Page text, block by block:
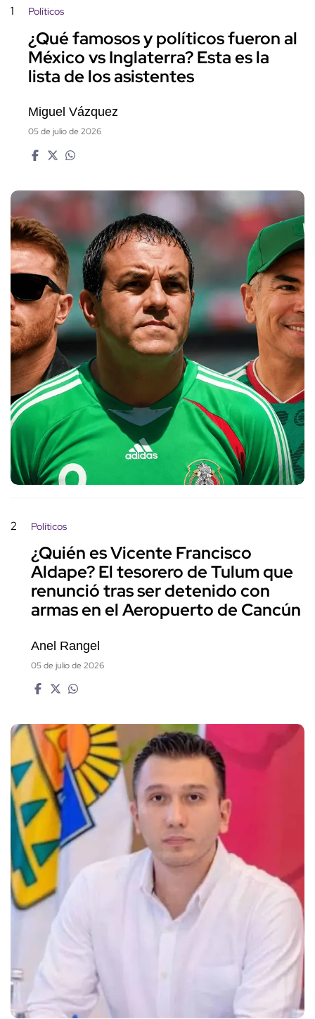
1 Políticos
¿Qué famosos y políticos fueron al
México vs Inglaterra? Esta es la
lista de los asistentes
Miguel Vázquez
05 de julio de 2026
2 Políticos
¿Quién es Vicente Francisco
Aldape? El tesorero de Tulum que
renunció tras ser detenido con
armas en el Aeropuerto de Cancún
Anel Rangel
05 de julio de 2026